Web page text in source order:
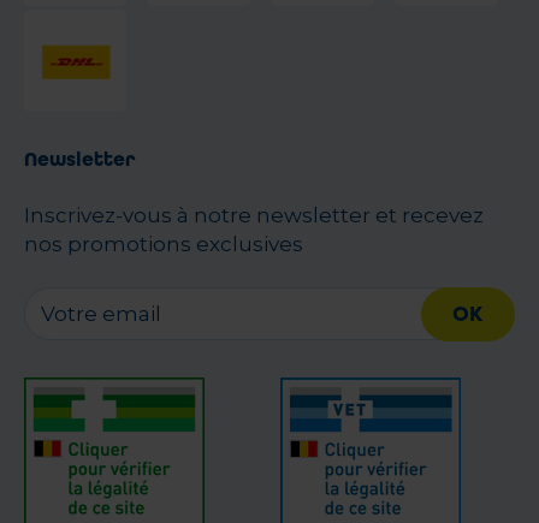
Newsletter
Inscrivez-vous à notre newsletter et recevez
nos promotions exclusives
OK